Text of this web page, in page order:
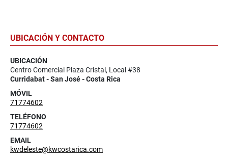
UBICACIÓN Y CONTACTO
UBICACIÓN
Centro Comercial Plaza Cristal, Local #38
Curridabat - San José - Costa Rica
MÓVIL
71774602
TELÉFONO
71774602
EMAIL
kwdeleste@kwcostarica.com